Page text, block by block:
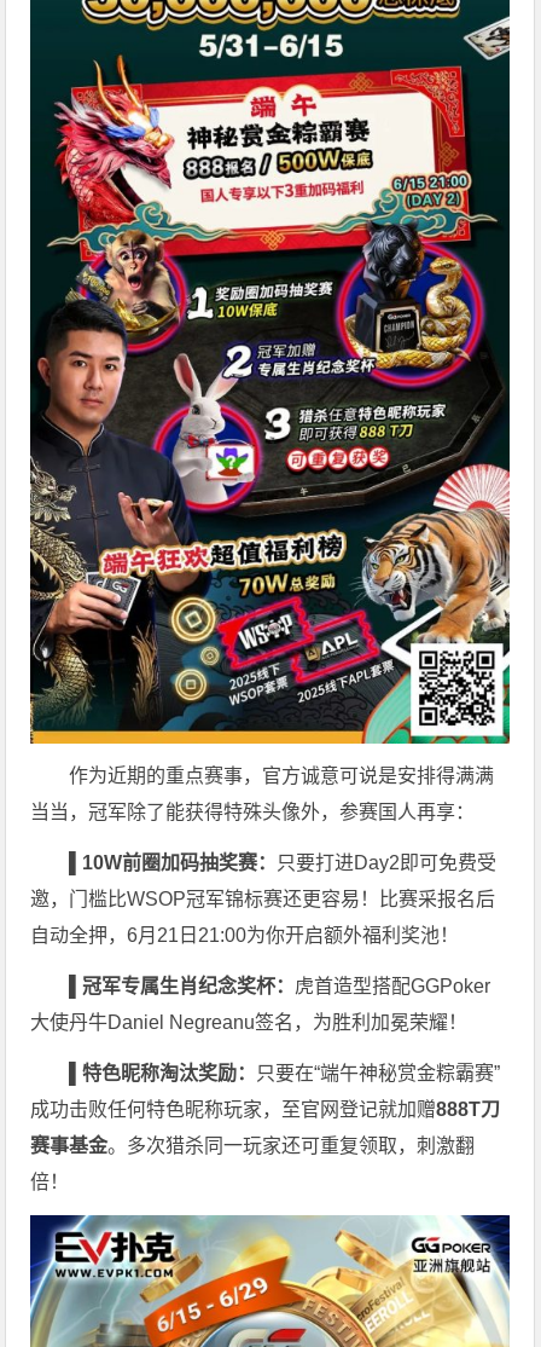
作为近期的重点赛事，官方诚意可说是安排得满满
当当，冠军除了能获得特殊头像外，参赛国人再享：
▌10W前圈加码抽奖赛： 只要打进Day2即可免费受
邀，门槛比WSOP冠军锦标赛还更容易！比赛采报名后
自动全押，6月21日21:00为你开启额外福利奖池！
▌冠军专属生肖纪念奖杯： 虎首造型搭配GGPoker
大使丹牛Daniel Negreanu签名，为胜利加冕荣耀！
▌特色昵称淘汰奖励： 只要在“端午神秘赏金粽霸赛”
成功击败任何特色昵称玩家，至官网登记就加赠888T刀
赛事基金。多次猎杀同一玩家还可重复领取，刺激翻
倍！